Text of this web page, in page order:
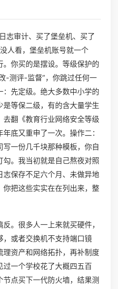
志审计、买了堡垒机、买了
人看，堡垒机账号就一个
你买的是摆设。等级保护的
-测评-监督”，你跳过任何一
先定级。绝大多数中小学的
等保二级，有的含大量学生
翻《教育行业网络安全等级
底又重申了一次。操作二：
一份几千块那种模板，你自
勾。我当初就是自己熬夜对照
志保存不足六个月、未做异地
把这些实实在在列出来，整
。很多人一上来就买硬件，
或者交换机不支持端口镜
资产和网络拓扑，再补制度
一个学校花了大概四五百
节点买下一代防火墙，结果测